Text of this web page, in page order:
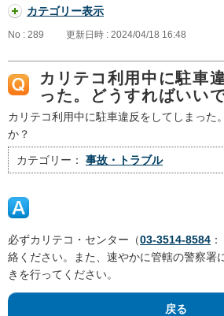
カテゴリー表示
No : 289 更新日時 : 2024/04/18 16:48
カリテコ利用中に駐車
った。どうすればいい
カリテコ利用中に駐車違反をしてしまった
か？
カテゴリー： 事故・トラブル
必ずカリテコ・センター（03-3514-8584
絡ください。また、速やかに管轄の警察署
きを行ってください。
戻る